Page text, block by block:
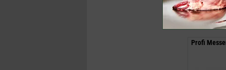
Jetzt
Profi